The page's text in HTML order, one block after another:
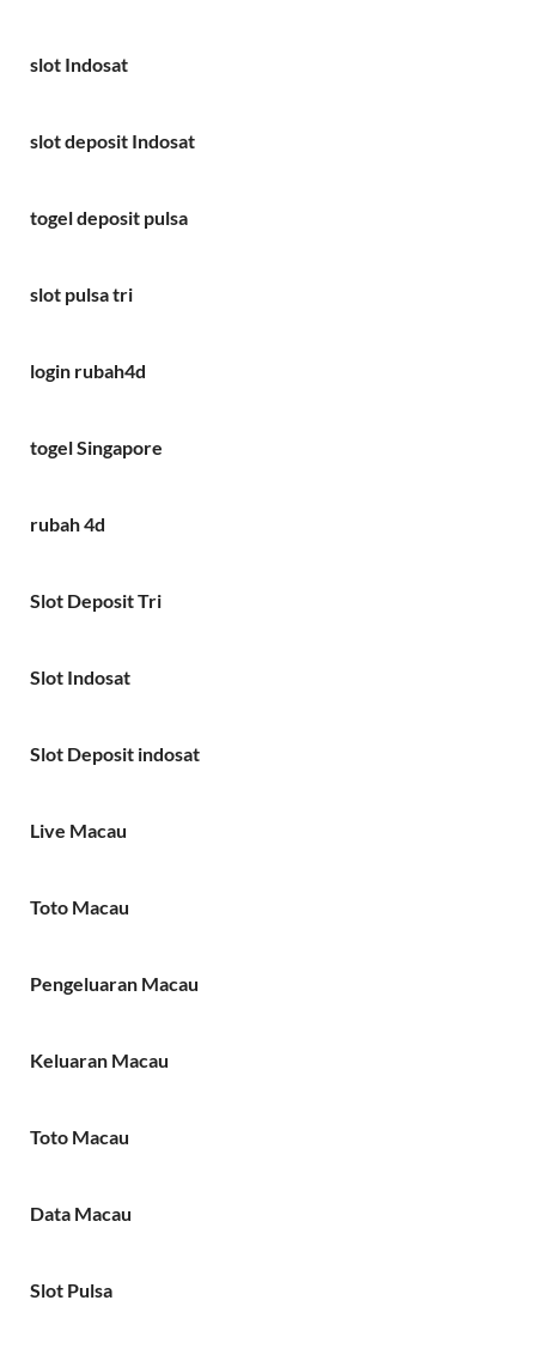
slot Indosat
slot deposit Indosat
togel deposit pulsa
slot pulsa tri
login rubah4d
togel Singapore
rubah 4d
Slot Deposit Tri
Slot Indosat
Slot Deposit indosat
Live Macau
Toto Macau
Pengeluaran Macau
Keluaran Macau
Toto Macau
Data Macau
Slot Pulsa